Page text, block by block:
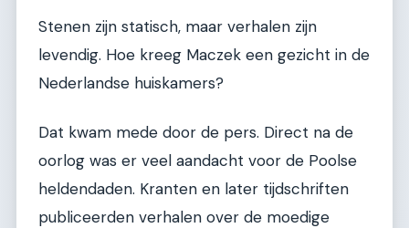
Stenen zijn statisch, maar verhalen zijn
levendig. Hoe kreeg Maczek een gezicht in de
Nederlandse huiskamers?
Dat kwam mede door de pers. Direct na de
oorlog was er veel aandacht voor de Poolse
heldendaden. Kranten en later tijdschriften
publiceerden verhalen over de moedige